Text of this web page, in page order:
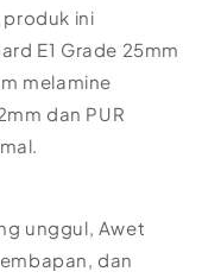
ini
E1 Grade 25mm
melamine
dan PUR
unggul, Awet
dan